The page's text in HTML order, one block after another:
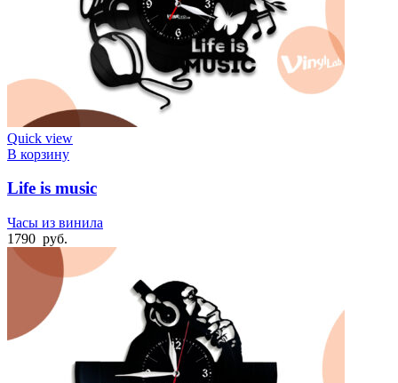
Quick view
В корзину
Life is music
Часы из винила
1790 руб.